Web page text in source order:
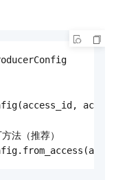
法（推荐）